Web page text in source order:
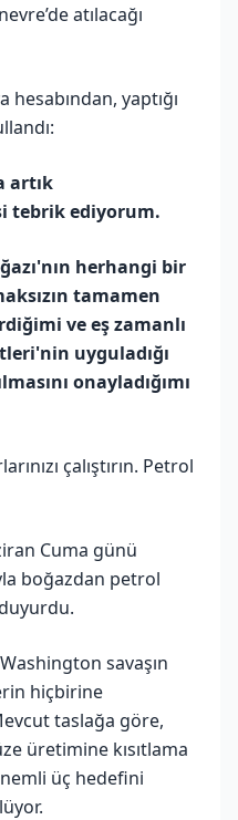
atılacağı
yaptığı
artık
tebrik ediyorum.
herhangi bir
tamamen
ve eş zamanlı
uyguladığı
onayladığımı
çalıştırın. Petrol
Cuma günü
boğazdan petrol
duyurdu.
savaşın
hiçbirine
taslağa göre,
üretimine kısıtlama
üç hedefini